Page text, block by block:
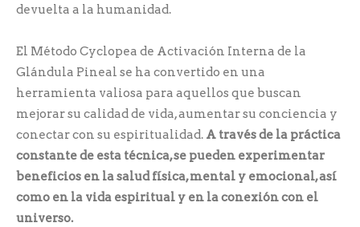
devuelta a la humanidad.
El Método Cyclopea de Activación Interna de la
Glándula Pineal se ha convertido en una
herramienta valiosa para aquellos que buscan
mejorar su calidad de vida, aumentar su conciencia y
conectar con su espiritualidad. A través de la práctica
constante de esta técnica, se pueden experimentar
beneficios en la salud física, mental y emocional, así
como en la vida espiritual y en la conexión con el
universo.